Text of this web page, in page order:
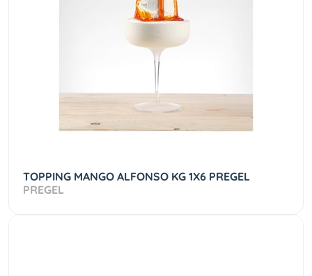
TOPPING MANGO ALFONSO KG 1X6 PREGEL
PREGEL